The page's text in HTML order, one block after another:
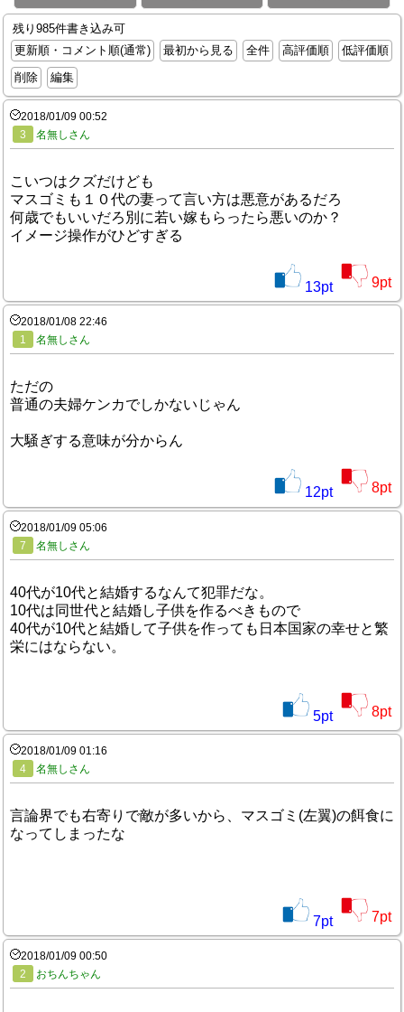
残り985件書き込み可
更新順・コメント順(通常)
最初から見る 全件 高評価順
低評価順
削除
編集
2018/01/09 00:52
3
名無しさん
こいつはクズだけども
マスゴミも１０代の妻って言い方は悪意があるだろ
何歳でもいいだろ別に若い嫁もらったら悪いのか？
イメージ操作がひどすぎる
13pt 9pt
2018/01/08 22:46
1
名無しさん
ただの
普通の夫婦ケンカでしかないじゃん
大騒ぎする意味が分からん
12pt 8pt
2018/01/09 05:06
7
名無しさん
40代が10代と結婚するなんて犯罪だな。
10代は同世代と結婚し子供を作るべきもので
40代が10代と結婚して子供を作っても日本国家の幸せと繁
栄にはならない。
5pt 8pt
2018/01/09 01:16
4
名無しさん
言論界でも右寄りで敵が多いから、マスゴミ(左翼)の餌食に
なってしまったな
7pt 7pt
2018/01/09 00:50
2
おちんちゃん